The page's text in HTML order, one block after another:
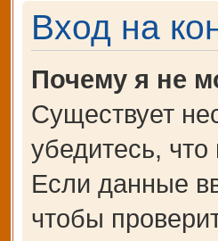
Вход на
Почему я не
Существует
убедитесь,
Если данные
чтобы